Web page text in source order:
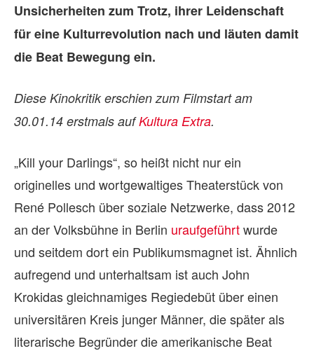
Unsicherheiten zum Trotz, ihrer Leidenschaft
für eine Kulturrevolution nach und läuten damit
die Beat Bewegung ein.
Diese Kinokritik erschien zum Filmstart am
30.01.14 erstmals aufKultura Extra.
„Kill your Darlings“, so heißt nicht nur ein
originelles und wortgewaltiges Theaterstück von
René Pollesch über soziale Netzwerke, dass 2012
an der Volksbühne in Berlin uraufgeführtwurde
und seitdem dort ein Publikumsmagnet ist. Ähnlich
aufregend und unterhaltsam ist auch John
Krokidas gleichnamiges Regiedebüt über einen
universitären Kreis junger Männer, die später als
literarische Begründer die amerikanische Beat